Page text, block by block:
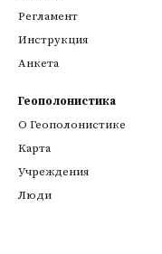
Регламент
Инструкция
Анкета
Геополонистика
О Геополонистике
Kарта
Учреждения
Люди